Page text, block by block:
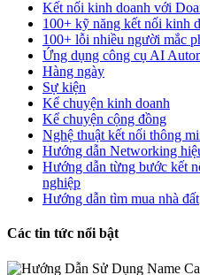
Kết nối kinh doanh với
100+ kỹ năng kết nối kinh
100+ lỗi nhiều người mắc
Ứng dụng công cụ AI
Hàng ngày
Sự kiện
Kể chuyện kinh doanh
Kể chuyện cộng đồng
Nghệ thuật kết nối thông
Hướng dẫn Networking
Hướng dẫn từng bước kết
nghiệp
Hướng dẫn tìm mua nhà đất
Các tin tức nổi bật